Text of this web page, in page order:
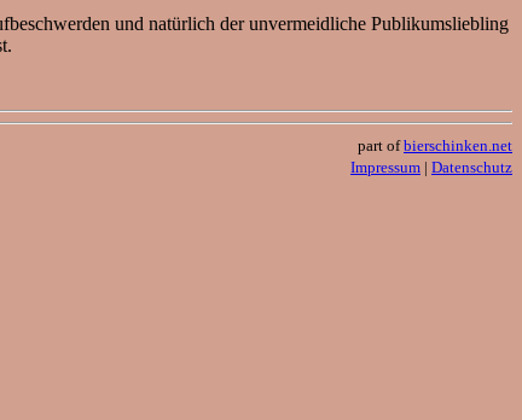
und natürlich der unvermeidliche Publikumsliebling
part ofbierschinken.net
Impressum | Datenschutz